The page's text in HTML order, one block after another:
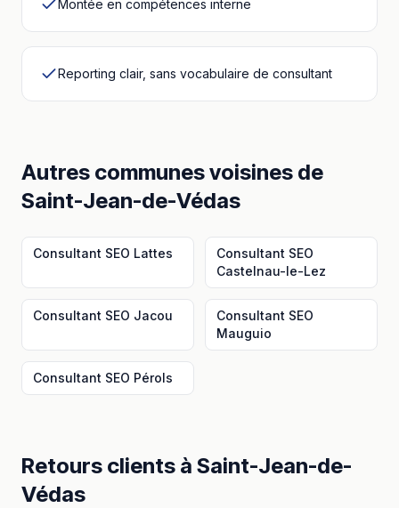
Montée en compétences interne
Reporting clair, sans vocabulaire de consultant
Autres communes voisines de
Saint-Jean-de-Védas
Consultant SEO Lattes
Consultant SEO
Castelnau-le-Lez
Consultant SEO Jacou
Consultant SEO
Mauguio
Consultant SEO Pérols
Retours clients à Saint-Jean-de-
Védas